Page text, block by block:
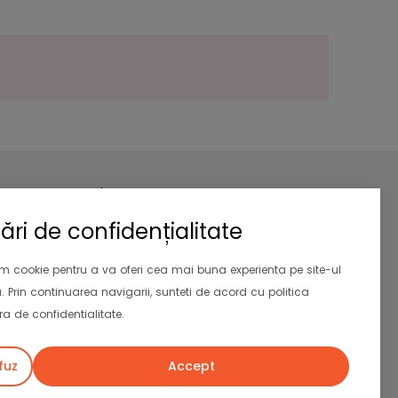
de confidențialitate
cookie pentru a va oferi cea mai buna experienta pe site-ul
Prin continuarea navigarii, sunteti de acord cu politica
de confidentialitate.
Accept
Newsletter
Aboneaza-te la newsletter si primesti
la prima comanda.
Valabil si pentru clientii existenti